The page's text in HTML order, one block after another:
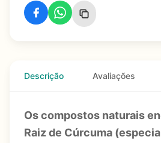
Descrição Avaliações
Os compostos naturais
Raiz de Cúrcuma